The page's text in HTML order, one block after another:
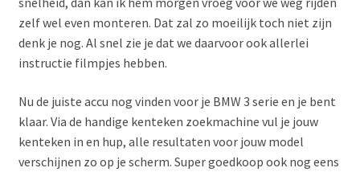
zelf wel even monteren. Dat zal zo moeilijk toch niet zijn
denk je nog. Al snel zie je dat we daarvoor ook allerlei
instructie filmpjes hebben.
Nu de juiste accu nog vinden voor je BMW 3 serie en je bent
klaar. Via de handige kenteken zoekmachine vul je jouw
kenteken in en hup, alle resultaten voor jouw model
verschijnen zo op je scherm. Super goedkoop ook nog eens